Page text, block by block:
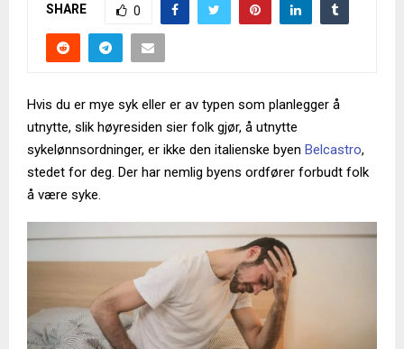
SHARE 0
Hvis du er mye syk eller er av typen som planlegger å
utnytte, slik høyresiden sier folk gjør, å utnytte
sykelønnsordninger, er ikke den italienske byen Belcastro,
stedet for deg. Der har nemlig byens ordfører forbudt folk
å være syke.